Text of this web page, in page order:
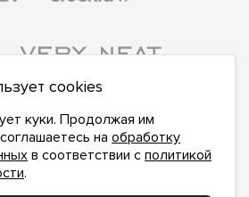
НА НОВОСТИ:
cookies
куки. Продолжая им
на обработку
в соответствии с политикой
.